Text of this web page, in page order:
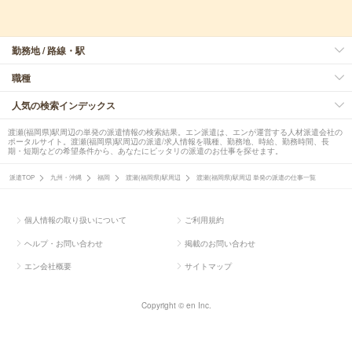
勤務地 / 路線・駅
職種
人気の検索インデックス
渡瀬(福岡県)駅周辺の単発の派遣情報の検索結果。エン派遣は、エンが運営する人材派遣会社の
ポータルサイト。渡瀬(福岡県)駅周辺の派遣/求人情報を職種、勤務地、時給、勤務時間、長
期・短期などの希望条件から、あなたにピッタリの派遣のお仕事を探せます。
派遣TOP 九州・沖縄 福岡 渡瀬(福岡県)駅周辺 渡瀬(福岡県)駅周辺 単発の派遣の仕事一覧
個人情報の取り扱いについて ご利用規約
ヘルプ・お問い合わせ 掲載のお問い合わせ
エン会社概要 サイトマップ
Copyright © en Inc.